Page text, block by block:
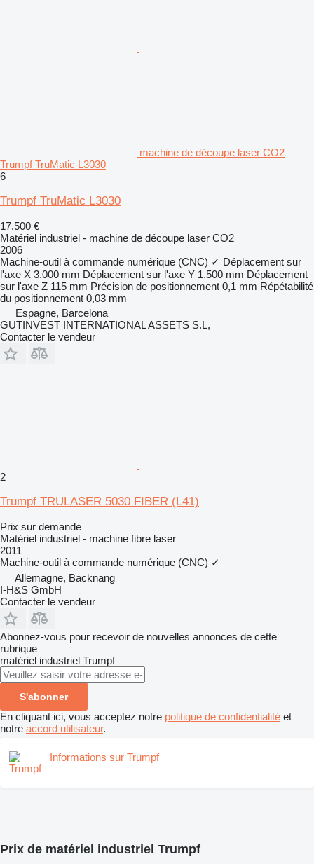
machine de découpe laser CO2
Trumpf TruMatic L3030
6
Trumpf TruMatic L3030
17.500 €
Matériel industriel - machine de découpe laser CO2
2006
Machine-outil à commande numérique (CNC) ✓ Déplacement sur
l'axe X 3.000 mm Déplacement sur l'axe Y 1.500 mm Déplacement
sur l'axe Z 115 mm Précision de positionnement 0,1 mm Répétabilité
du positionnement 0,03 mm
Espagne, Barcelona
GUTINVEST INTERNATIONAL ASSETS S.L,
Contacter le vendeur
2
Trumpf TRULASER 5030 FIBER (L41)
Prix sur demande
Matériel industriel - machine fibre laser
2011
Machine-outil à commande numérique (CNC) ✓
Allemagne, Backnang
I-H&S GmbH
Contacter le vendeur
Abonnez-vous pour recevoir de nouvelles annonces de cette
rubrique
matériel industriel Trumpf
S'abonner
En cliquant ici, vous acceptez notre politique de confidentialité et
notre accord utilisateur.
Informations sur Trumpf
Prix de matériel industriel Trumpf